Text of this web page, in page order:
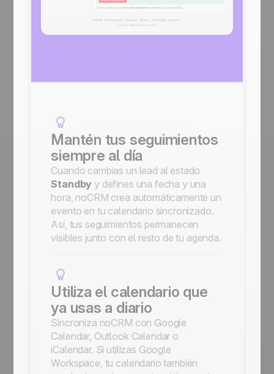
Mantén tus seguimientos
siempre al día
Cuando cambias un lead al estado
Standby y defines una fecha y una
hora, noCRM crea automáticamente un
evento en tu calendario sincronizado.
Así, tus seguimientos permanecen
visibles junto con el resto de tu agenda.
Utiliza el calendario que
ya usas a diario
Sincroniza noCRM con Google
Calendar, Outlook Calendar o
iCalendar. Si utilizas Google
Workspace, tu calendario también